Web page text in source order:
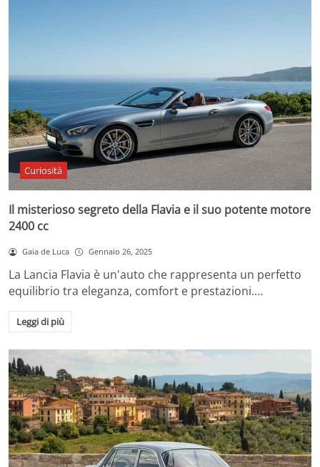
Curiosità
Il misterioso segreto della Flavia e il suo potente motore
2400 cc
Gaia de Luca Gennaio 26, 2025
La Lancia Flavia è un'auto che rappresenta un perfetto
equilibrio tra eleganza, comfort e prestazioni.…
Leggi di più